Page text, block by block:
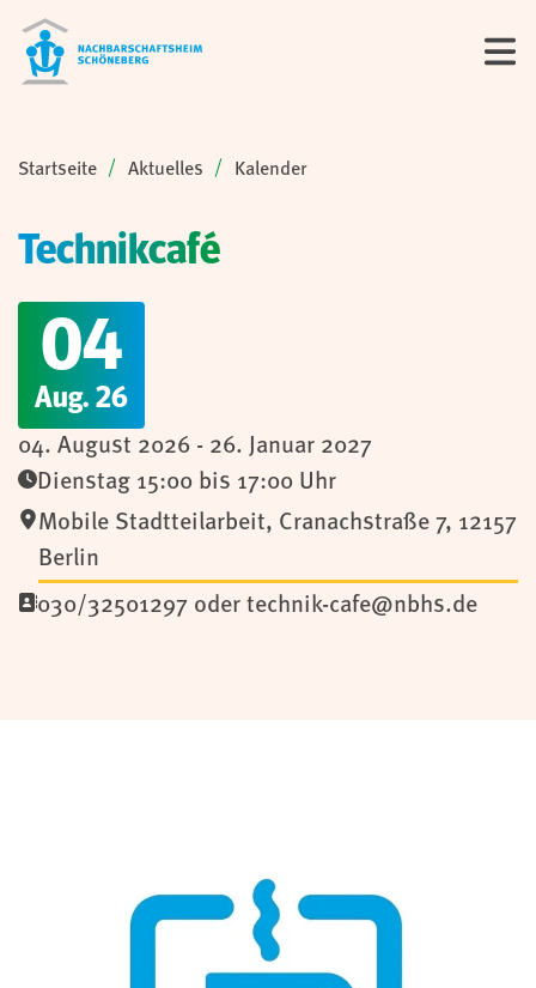
Sie sind hier:
Startseite Aktuelles Kalender
Technikcafé
04
Aug. 26
04. August 2026 - 26. Januar 2027
Dienstag 15:00 bis 17:00 Uhr
Mobile Stadtteilarbeit, Cranachstraße 7, 12157
Berlin
030/32501297 oder technik-cafe@nbhs.de